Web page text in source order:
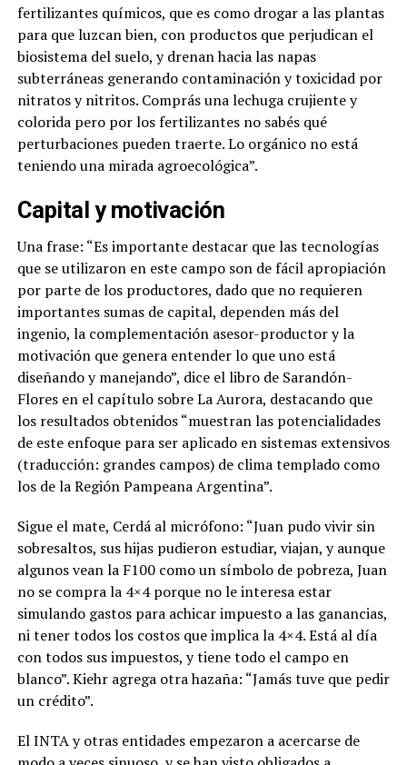
fertilizantes químicos, que es como drogar a las plantas
para que luzcan bien, con productos que perjudican el
biosistema del suelo, y drenan hacia las napas
subterráneas generando contaminación y toxicidad por
nitratos y nitritos. Comprás una lechuga crujiente y
colorida pero por los fertilizantes no sabés qué
perturbaciones pueden traerte. Lo orgánico no está
teniendo una mirada agroecológica”.
Capital y motivación
Una frase: “Es importante destacar que las tecnologías
que se utilizaron en este campo son de fácil apropiación
por parte de los productores, dado que no requieren
importantes sumas de capital, dependen más del
ingenio, la complementación asesor-productor y la
motivación que genera entender lo que uno está
diseñando y manejando”, dice el libro de Sarandón-
Flores en el capítulo sobre La Aurora, destacando que
los resultados obtenidos “muestran las potencialidades
de este enfoque para ser aplicado en sistemas extensivos
(traducción: grandes campos) de clima templado como
los de la Región Pampeana Argentina”.
Sigue el mate, Cerdá al micrófono: “Juan pudo vivir sin
sobresaltos, sus hijas pudieron estudiar, viajan, y aunque
algunos vean la F100 como un símbolo de pobreza, Juan
no se compra la 4×4 porque no le interesa estar
simulando gastos para achicar impuesto a las ganancias,
ni tener todos los costos que implica la 4×4.Está al día
con todos sus impuestos, y tiene todo el campo en
blanco”. Kiehr agrega otra hazaña: “Jamás tuve que pedir
un crédito”.
El INTA y otras entidades empezaron a acercarse de